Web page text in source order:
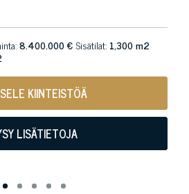
8.400.000 € Sisätilat: 1,300 m2
KIINTEISTÖÄ
LISÄTIETOJA